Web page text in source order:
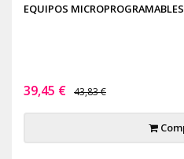
EQUIPOS
39,45 € 43,83 €